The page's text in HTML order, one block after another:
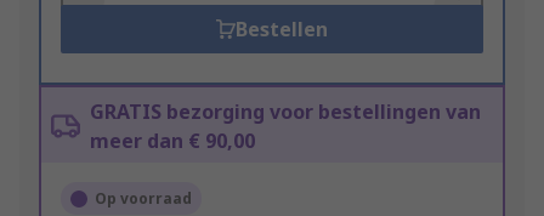
Bestellen
GRATIS bezorging voor bestellingen van
meer dan € 90,00
Op voorraad